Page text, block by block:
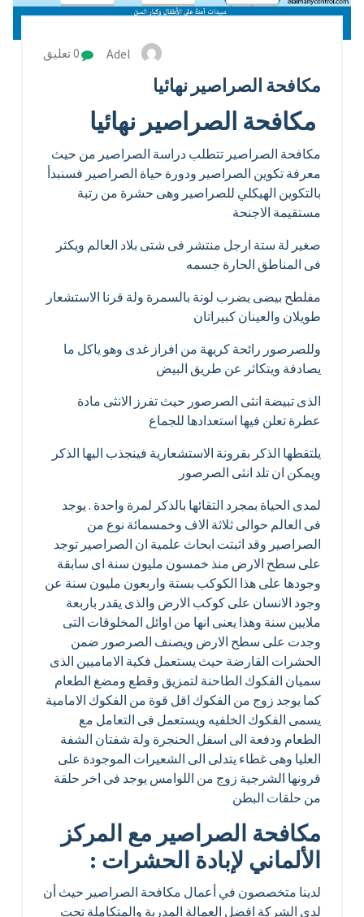
Adel 0 تعليق
مكافحة الصراصير نهائيا
مكافحة الصراصير نهائيا
مكافحة الصراصير تتطلب دراسة الصراصير من حيث
معرفة تكوين الصراصير ودورة حياة الصراصير فسنبدأ
بالتكوين الهيكلي للصراصير وهى حشرة من رتبة
مستقيمة الاجنحة
صغير لة ستة ارجل منتشر فى شتى بلاد العالم ويكثر
فى المناطق الحارة جسمه
مفلطح بيضى يضرب لونة بالسمرة ولة قرنا الاستشعار
طويلان والعينان كبيراتان
وللصرصور رائحة كريهة من افراز غدى وهو ياكل ما
يصادفة ويتكاثر عن طريق البيض
الذى تبيضة انثى الصرصور حيث تفرز الانثى مادة
عطرة تعلن فيها استعدادها للجماع
يلتقطها الذكر بقرونة الاستشعارية فينجذب اليها الذكر
ويمكن ان تلد انثى الصرصور
لمدى الحياة بمجرد التقائها بالذكر لمرة واحدة . يوجد
فى العالم حوالى ثلاثة الاف وخمسمائة نوع من
الصراصير وقد اثبتت ابحاث علمية ان الصراصير توجد
على سطح الارض منذ خمسون مليون سنة اى سابقة
وجودها على هذا الكوكب بستة واربعون مليون سنة عن
وجود الانسان على كوكب الارض والذى يقدر باربعة
ملايين سنة وهذا يعنى انها من اوائل المخلوقات التى
وجدت على سطح الارض ويصنف الصرصور ضمن
الحشرات القارضة حيث يستعمل فكية الاماميين الذى
سميان الفكوك الطاحنة لتمزيق وقطع ومضغ الطعام
كما يوجد زوج من الفكوك اقل قوة من الفكوك الامامية
يسمى الفكوك الخلفيه ويستعمل فى التعامل مع
الطعام ودفعة الى اسفل الحنجرة ولة شفتان الشفة
العليا وهى غطاء يتدلى الى الشعيرات الموجودة على
قرونها الشرجية زوج من اللوامس يوجد فى اخر حلقة
من حلقات البطن
مكافحة الصراصير مع المركز
الألماني لإبادة الحشرات :
لدينا متخصصون في أعمال مكافحة الصراصير حيث أن
لدى الشركة افضل العمالة المدربة والمتكاملة تحت